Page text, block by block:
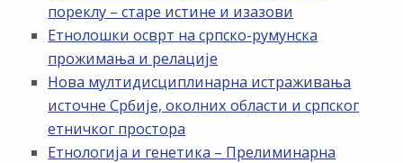
пореклу – старе истине и изазови
Етнолошки осврт на српско-румунска
прожимања и релације
Нова мултидисциплинарна истраживања
источне Србије, околних области и српског
етничког простора
Етнологија и генетика – Прелиминарна